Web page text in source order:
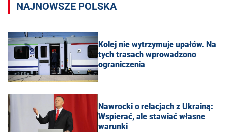
NAJNOWSZE POLSKA
Kolej nie wytrzymuje upałów. Na
tych trasach wprowadzono
ograniczenia
Nawrocki o relacjach z Ukrainą:
Wspierać, ale stawiać własne
warunki